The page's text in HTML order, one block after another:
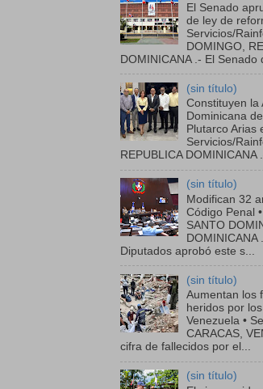
El Senado
de ley de
Servicios/
DOMINGO,
DOMINICANA .- El Senado
(sin título)
Constituyen la
Dominicana
Plutarco Arias
Servicios/
REPUBLICA DOMINICANA
(sin título)
Modifican 32
Código Penal
SANTO
DOMINICANA
Diputados aprobó este s...
(sin título)
Aumentan los
heridos por
Venezuela •
CARACAS,
cifra de fallecidos por el...
(sin título)